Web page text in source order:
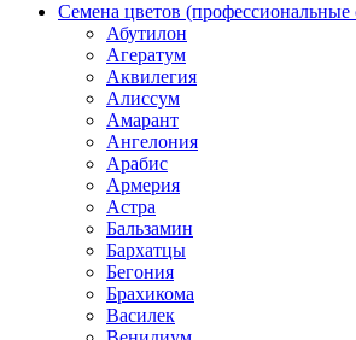
Семена цветов (профессиональные
Абутилон
Агератум
Аквилегия
Алиссум
Амарант
Ангелония
Арабис
Армерия
Астра
Бальзамин
Бархатцы
Бегония
Брахикома
Василек